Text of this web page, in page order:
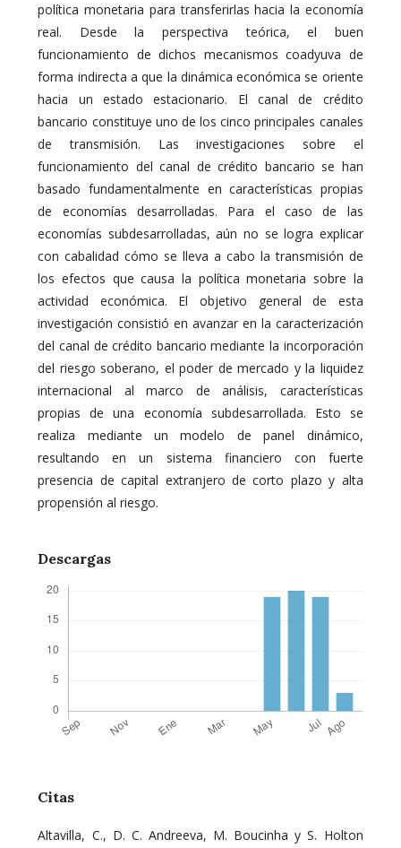
política monetaria para transferirlas hacia la economía
real. Desde la perspectiva teórica, el buen
funcionamiento de dichos mecanismos coadyuva de
forma indirecta a que la dinámica económica se oriente
hacia un estado estacionario. El canal de crédito
bancario constituye uno de los cinco principales canales
de transmisión. Las investigaciones sobre el
funcionamiento del canal de crédito bancario se han
basado fundamentalmente en características propias
de economías desarrolladas. Para el caso de las
economías subdesarrolladas, aún no se logra explicar
con cabalidad cómo se lleva a cabo la transmisión de
los efectos que causa la política monetaria sobre la
actividad económica. El objetivo general de esta
investigación consistió en avanzar en la caracterización
del canal de crédito bancario mediante la incorporación
del riesgo soberano, el poder de mercado y la liquidez
internacional al marco de análisis, características
propias de una economía subdesarrollada. Esto se
realiza mediante un modelo de panel dinámico,
resultando en un sistema financiero con fuerte
presencia de capital extranjero de corto plazo y alta
propensión al riesgo.
Descargas
Citas
Altavilla, C., D. C. Andreeva, M. Boucinha y S. Holton